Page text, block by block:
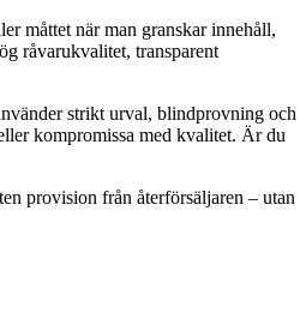
måttet när man granskar innehåll,
råvarukvalitet, transparent
strikt urval, blindprovning och
kompromissa med kvalitet. Är du
provision från återförsäljaren – utan